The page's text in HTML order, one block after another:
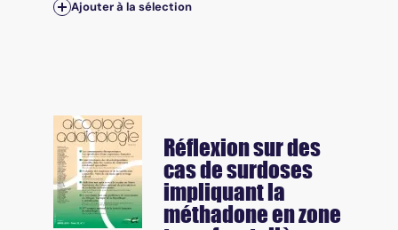
Ajouter à la sélection
Réflexion sur des
cas de surdoses
impliquant la
méthadone en zone